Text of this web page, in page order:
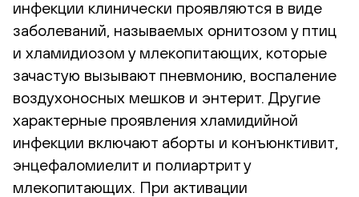
инфекции клинически проявляются в виде
заболеваний, называемых орнитозом у птиц
и хламидиозом у млекопитающих, которые
зачастую вызывают пневмонию, воспаление
воздухоносных мешков и энтерит. Другие
характерные проявления хламидийной
инфекции включают аборты и конъюнктивит,
энцефаломиелит и полиартрит у
млекопитающих. При активации